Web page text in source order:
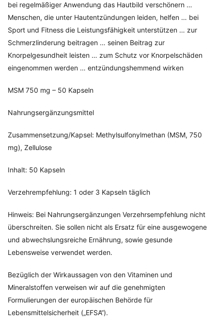
bei regelmäßiger Anwendung das Hautbild verschönern …
Menschen, die unter Hautentzündungen leiden, helfen … bei
Sport und Fitness die Leistungsfähigkeit unterstützen … zur
Schmerzlinderung beitragen … seinen Beitrag zur
Knorpelgesundheit leisten … zum Schutz vor Knorpelschäden
eingenommen werden … entzündungshemmend wirken
MSM 750 mg – 50 Kapseln
Nahrungsergänzungsmittel
Zusammensetzung/Kapsel: Methylsulfonylmethan (MSM, 750
mg), Zellulose
Inhalt: 50 Kapseln
Verzehrempfehlung: 1 oder 3 Kapseln täglich
Hinweis: Bei Nahrungsergänzungen Verzehrsempfehlung nicht
überschreiten. Sie sollen nicht als Ersatz für eine ausgewogene
und abwechslungsreiche Ernährung, sowie gesunde
Lebensweise verwendet werden.
Bezüglich der Wirkaussagen von den Vitaminen und
Mineralstoffen verweisen wir auf die genehmigten
Formulierungen der europäischen Behörde für
Lebensmittelsicherheit („EFSA“).